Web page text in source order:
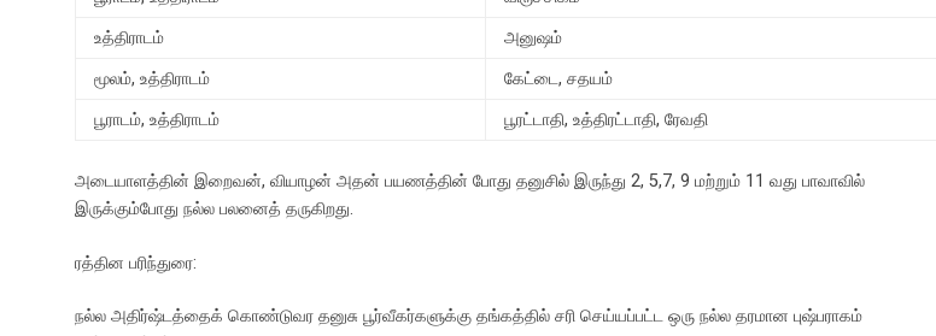
உத்திராடம்
அனுஷம்
மூலம், உத்திராடம்
கேட்டை, சதயம்
பூராடம், உத்திராடம்
பூரட்டாதி, உத்திரட்டாதி, ரேவதி
அடையாளத்தின் இறைவன், வியாழன் அதன் பயணத்தின் போது தனுசில் இருந்து 2, 5,7, 9 மற்றும் 11 வது பாவாவில்
இருக்கும்போது நல்ல பலனைத் தருகிறது.
ரத்தின பரிந்துரை:
நல்ல அதிர்ஷ்டத்தைக் கொண்டுவர தனுசு பூர்வீகர்களுக்கு தங்கத்தில் சரி செய்யப்பட்ட ஒரு நல்ல தரமான புஷ்பராகம்